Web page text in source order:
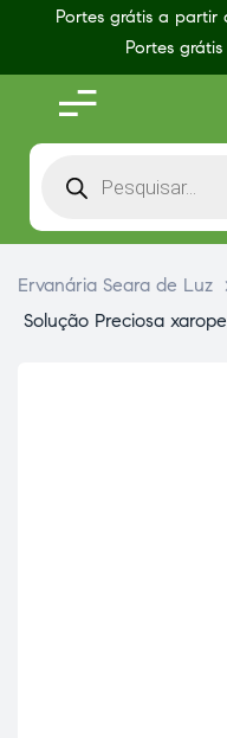
Portes grátis a partir
Portes
Ervanária Seara de Luz
Solução Preciosa